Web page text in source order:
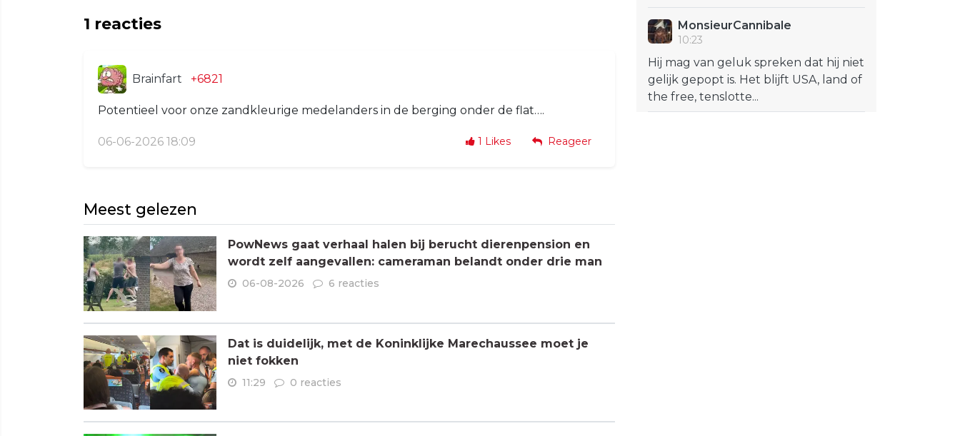
1 reacties
Brainfart +6821
Potentieel voor onze zandkleurige medelanders in de berging onder de flat….
06-06-2026 18:09 1 Likes Reageer
Meest gelezen
PowNews gaat verhaal halen bij berucht dierenpension en
wordt zelf aangevallen: cameraman belandt onder drie man
06-08-2026 6 reacties
Dat is duidelijk, met de Koninklijke Marechaussee moet je
niet fokken
11:29 0 reacties
MonsieurCannibale
10:23
Hij mag van geluk spreken dat hij niet
gelijk gepopt is. Het blijft USA, land of
the free, tenslotte...